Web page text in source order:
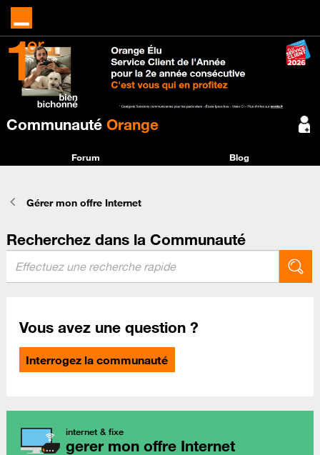
Communauté Orange
Forum Blog
Gérer mon offre Internet
Recherchez dans la Communauté
Vous avez une question ?
Interrogez la communauté
internet & fixe
gerer mon offre Internet